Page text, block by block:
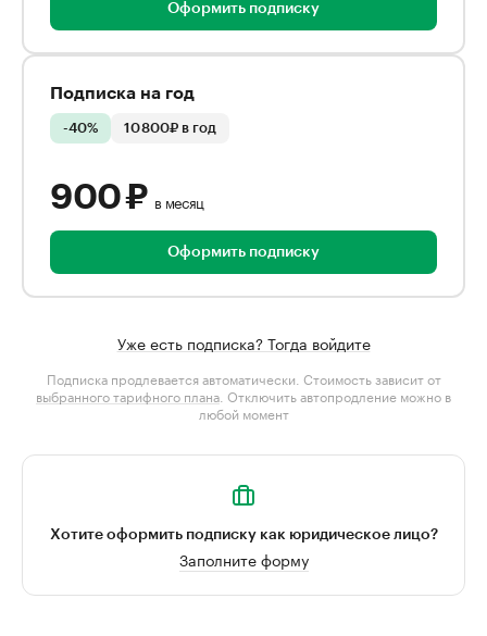
Оформить подписку
Подписка на год
-40% 10 800₽ в год
900 ₽ в месяц
Оформить подписку
Уже есть подписка? Тогда войдите
Подписка продлевается автоматически. Стоимость зависит от
выбранного тарифного плана . Отключить автопродление можно в
любой момент
Хотите оформить подписку как юридическое лицо?
Заполните форму